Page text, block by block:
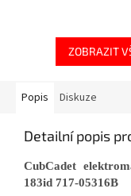
ZOBRAZIT
Popis Diskuze
Detailní popis
CubCadet
183id 717-05316B